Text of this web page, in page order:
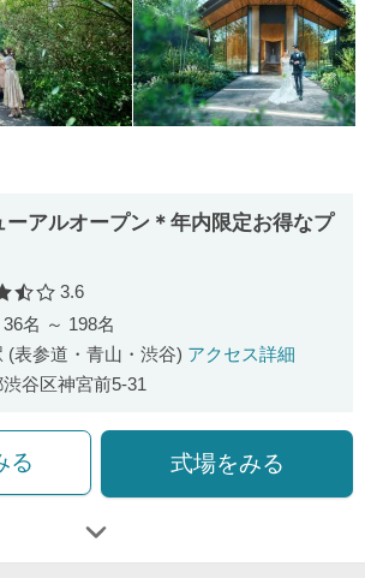
ーアルオープン＊年内限定お得なプ
口コミ評価
3.6
名 ～ 198名
(表参道・青山・渋谷) アクセス詳細
谷区神宮前5-31
る 式場をみる